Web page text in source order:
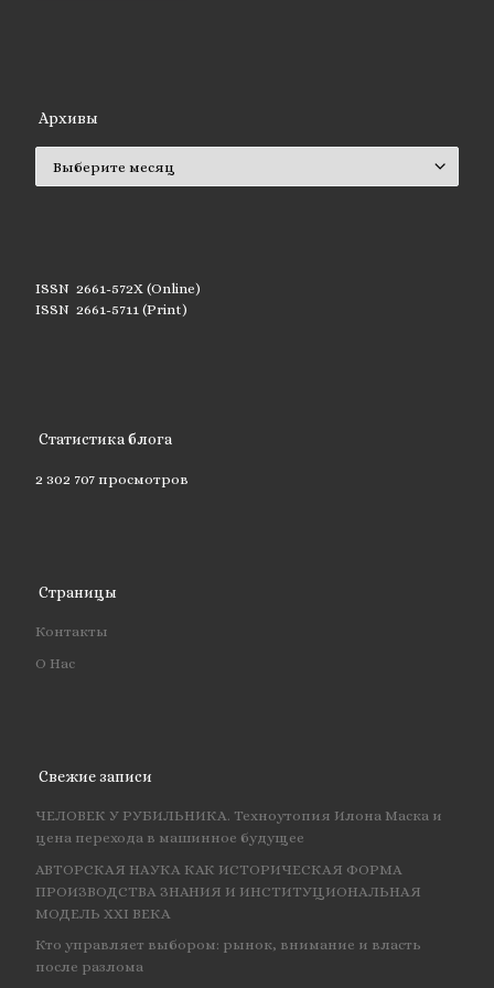
Архивы
ISSN 2661-572X (Online)
ISSN 2661-5711 (Print)
Статистика блога
2 302 707 просмотров
Страницы
Контакты
О Нас
Свежие записи
ЧЕЛОВЕК У РУБИЛЬНИКА. Техноутопия Илона Маска и
цена перехода в машинное будущее
АВТОРСКАЯ НАУКА КАК ИСТОРИЧЕСКАЯ ФОРМА
ПРОИЗВОДСТВА ЗНАНИЯ И ИНСТИТУЦИОНАЛЬНАЯ
МОДЕЛЬ XXI ВЕКА
Кто управляет выбором: рынок, внимание и власть
после разлома